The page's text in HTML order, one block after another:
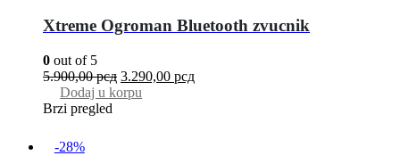
Xtreme Ogroman Bluetooth zvucnik
0 out of 5
5.900,00рсд 3.290,00 рсд
Dodaj u korpu
Brzi pregled
-28%